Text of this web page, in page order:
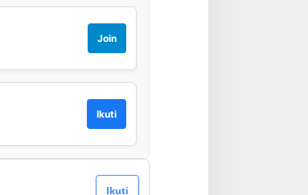
Join
Ikuti
Ikuti